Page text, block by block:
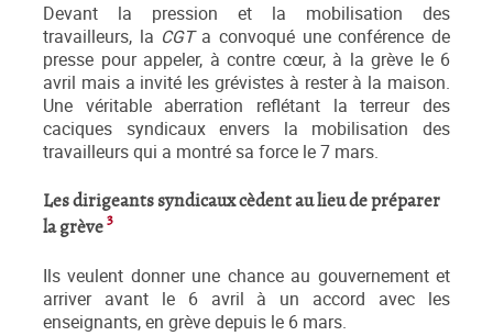
Devant la pression et la mobilisation des
travailleurs, la CGTa convoqué une conférence de
presse pour appeler, à contre cœur, à la grève le 6
avril mais a invité les grévistes à rester à la maison.
Une véritable aberration reflétant la terreur des
caciques syndicaux envers la mobilisation des
travailleurs qui a montré sa force le 7 mars.
Les dirigeants syndicaux cèdent au lieu de préparer
la grève3
Ils veulent donner une chance au gouvernement et
arriver avant le 6 avril à un accord avec les
enseignants, en grève depuis le 6 mars.